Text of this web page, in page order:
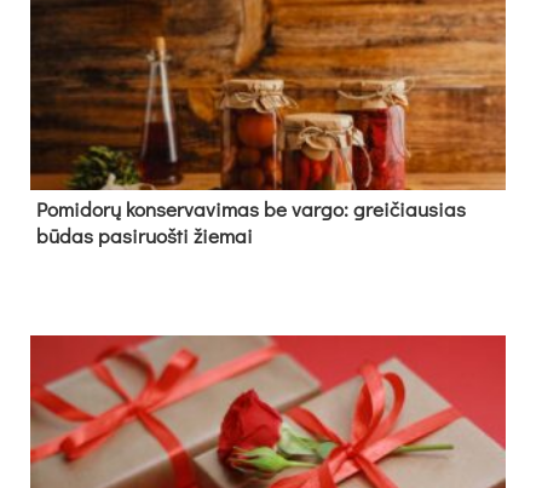
Pomidorų konservavimas be vargo: greičiausias
būdas pasiruošti žiemai